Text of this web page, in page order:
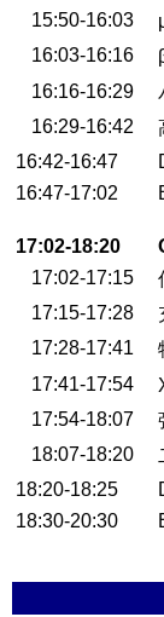
15:50-16:03
16:03-16:16
16:16-16:29
16:29-16:42
16:42-16:47
16:47-17:02
17:02-18:20
17:02-17:15
17:15-17:28
17:28-17:41
17:41-17:54
17:54-18:07
18:07-18:20
18:20-18:25
18:30-20:30